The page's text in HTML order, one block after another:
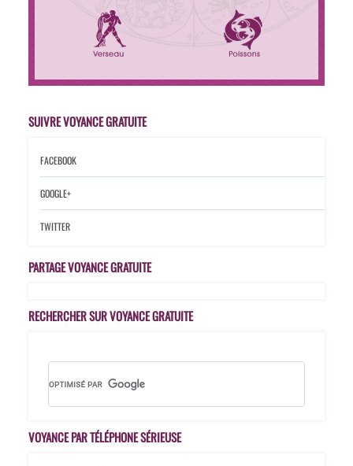
SUIVRE VOYANCE GRATUITE
FACEBOOK
GOOGLE+
TWITTER
PARTAGE VOYANCE GRATUITE
RECHERCHER SUR VOYANCE GRATUITE
VOYANCE PAR TÉLÉPHONE SÉRIEUSE